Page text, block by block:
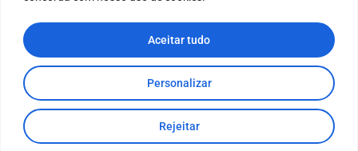
Personalizar
Rejeitar
Aceitar tudo
Bairro: Jardins de São Pedro
São Pedro da Aldeia, RJ
(22) 9 8841-2358
secretariaexecutiva@cilsj.org.br
Todos Direitos Reservados.